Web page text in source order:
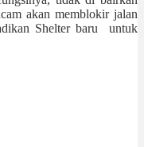
akan memblokir jalan
Shelter baru untuk